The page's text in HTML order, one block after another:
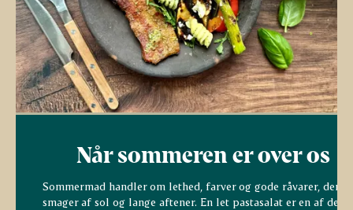
Når sommeren er over os
Sommermad handler om lethed, farver og gode råvarer, der
smager af sol og lange aftener. En let pastasalat er en af de